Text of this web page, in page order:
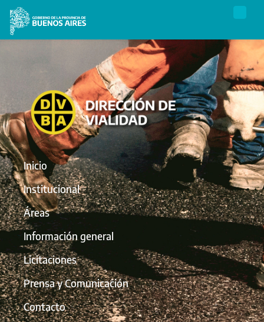
Inicio
Institucional
Áreas
Información general
Licitaciones
Prensa y Comunicación
Contacto